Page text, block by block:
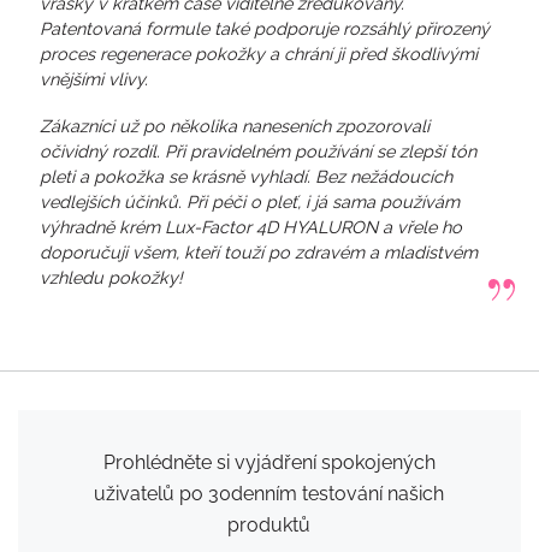
Patentovaná formule také podporuje rozsáhlý přirozený
proces regenerace pokožky a chrání ji před škodlivými
vnějšími vlivy.
Zákazníci už po několika naneseních zpozorovali
očividný rozdíl. Při pravidelném používání se zlepší tón
pleti a pokožka se krásně vyhladí. Bez nežádoucích
vedlejších účinků. Při péči o pleť, i já sama používám
výhradně krém Lux-Factor 4D HYALURON a vřele ho
doporučuji všem, kteří touží po zdravém a mladistvém
vzhledu pokožky!
Prohlédněte si vyjádření spokojených
uživatelů po 30denním testování našich
produktů